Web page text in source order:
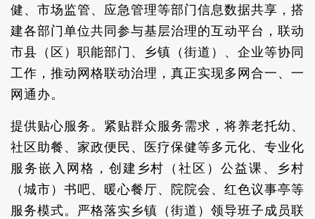
健、市场监管、应急管理等部门信息数据共享，搭
建各部门单位共同参与基层治理的互动平台，联动
市县（区）职能部门、乡镇（街道）、企业等协同
工作，推动网格联动治理，真正实现多网合一、一
网通办。
提供贴心服务。紧贴群众服务需求，将养老托幼、
社区助餐、家政便民、医疗保健等多元化、专业化
服务嵌入网格，创建乡村（社区）公益课、乡村
（城市）书吧、暖心餐厅、院院会、红色议事亭等
服务模式。严格落实乡镇（街道）领导班子成员联